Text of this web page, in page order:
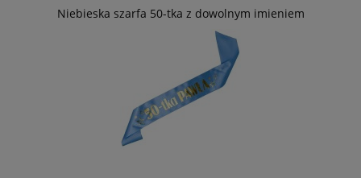
Niebieska szarfa 50-tka z dowolnym imieniem